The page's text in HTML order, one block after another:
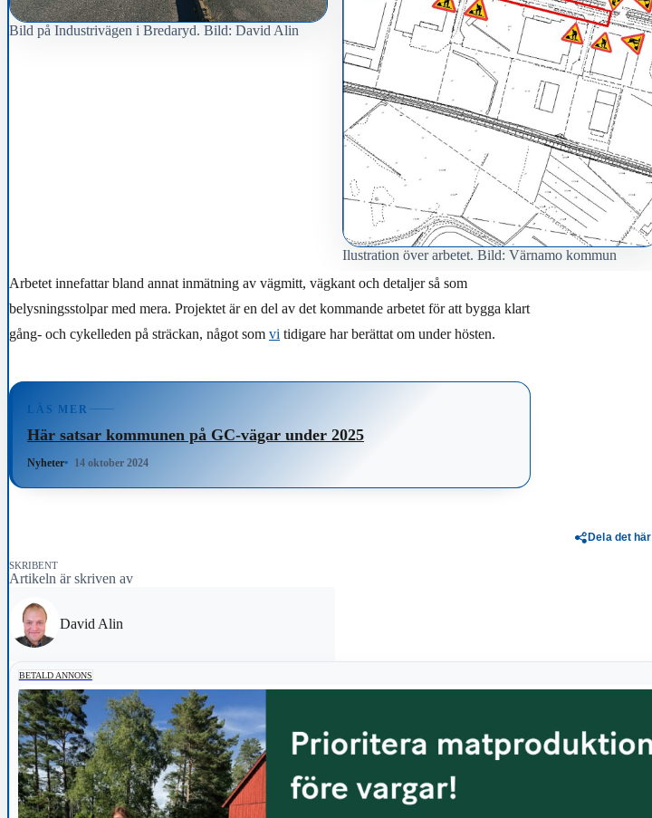
Bild på Industrivägen i Bredaryd. Bild: David Alin
Ilustration över arbetet. Bild: Värnamo kommun
Arbetet innefattar bland annat inmätning av vägmitt, vägkant och detaljer så som
belysningsstolpar med mera. Projektet är en del av det kommande arbetet för att bygga klart
gång- och cykelleden på sträckan, något som vi tidigare har berättat om under hösten.
LÄS MER
Här satsar kommunen på GC-vägar under 2025
Nyheter 14 oktober 2024
Dela det här
SKRIBENT
Artikeln är skriven av
David Alin
BETALD ANNONS